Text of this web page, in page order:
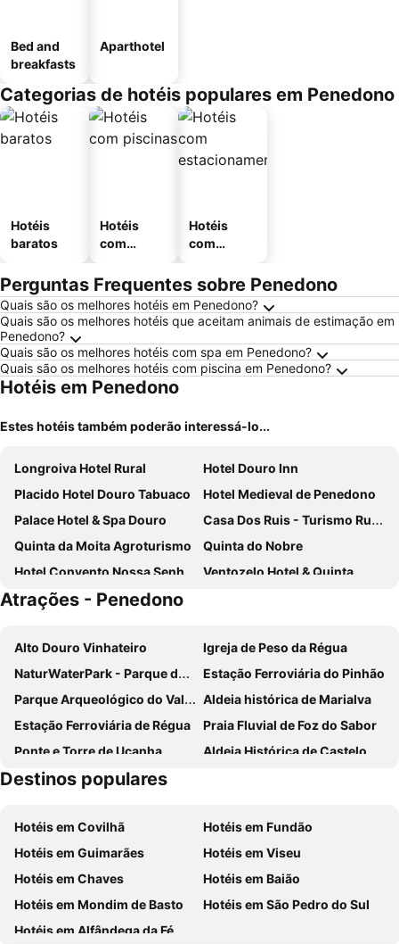
Bed and
breakfasts
Aparthotel
Categorias de hotéis populares em Penedono
Hotéis
baratos
Hotéis
com
Hotéis
com
mento
Perguntas Frequentes sobre Penedono
Quais são os melhores hotéis em Penedono?
Quais são os melhores hotéis que aceitam animais de estimação em
Penedono?
Quais são os melhores hotéis com spa em Penedono?
Quais são os melhores hotéis com piscina em Penedono?
Hotéis em Penedono
Estes hotéis também poderão interessá-lo...
Longroiva Hotel Rural
Hotel Douro Inn
Placido Hotel Douro Tabuaco
Hotel Medieval de Penedono
Palace Hotel & Spa Douro
Casa Dos Ruis - Turismo Rural
Quinta da Moita Agroturismo
Quinta do Nobre
Hotel Convento Nossa Senhora do Carmo
Ventozelo Hotel & Quinta
Casas de Campo da Barroca
Hotel Verdeal
Casas Do Cruzeiro
Hotel Do Vale
Atrações - Penedono
Alto Douro Vinhateiro
Igreja de Peso da Régua
NaturWaterPark - Parque de Diversões do Douro
Estação Ferroviária do Pinhão
Parque Arqueológico do Vale do Coa
Aldeia histórica de Marialva
Estação Ferroviária de Régua
Praia Fluvial de Foz do Sabor
Ponte e Torre de Ucanha
Aldeia Histórica de Castelo Rodrigo
Castelo de Lamego
Praia Fluvial de Fornelos
Praia de Cepães
Caldas de Carlão
Aeródromo de Vila Real
Dolce Vita Douro
Miradouro de São Leonardo da Galafura
Igreja de São Paulo ou Capela Nova
Destinos populares
Hotéis em Covilhã
Hotéis em Fundão
Hotéis em Guimarães
Hotéis em Viseu
Hotéis em Chaves
Hotéis em Baião
Hotéis em Mondim de Basto
Hotéis em São Pedro do Sul
Hotéis em Alfândega da Fé